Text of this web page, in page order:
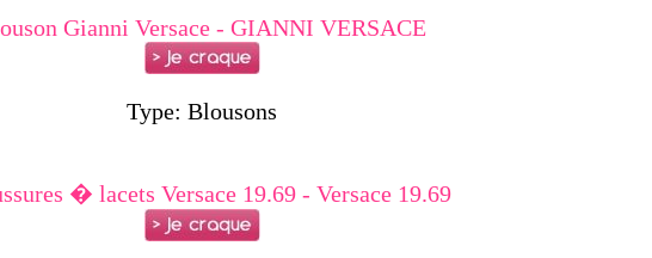
Gianni Versace - GIANNI VERSACE
Type: Blousons
� lacets Versace 19.69 - Versace 19.69